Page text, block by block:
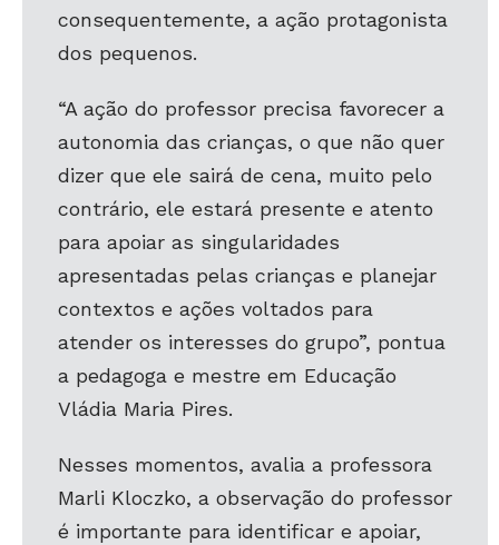
consequentemente, a ação protagonista
dos pequenos.
“A ação do professor precisa favorecer a
autonomia das crianças, o que não quer
dizer que ele sairá de cena, muito pelo
contrário, ele estará presente e atento
para apoiar as singularidades
apresentadas pelas crianças e planejar
contextos e ações voltados para
atender os interesses do grupo”, pontua
a pedagoga e mestre em Educação
Vládia Maria Pires.
Nesses momentos, avalia a professora
Marli Kloczko, a observação do professor
é importante para identificar e apoiar,